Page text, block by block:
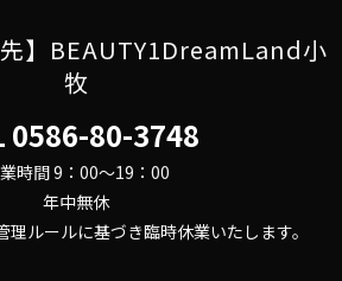
先】BEAUTY1DreamLand小
牧
0586-80-3748
時間 9：00～19：00
年中無休
ルールに基づき臨時休業いたします。